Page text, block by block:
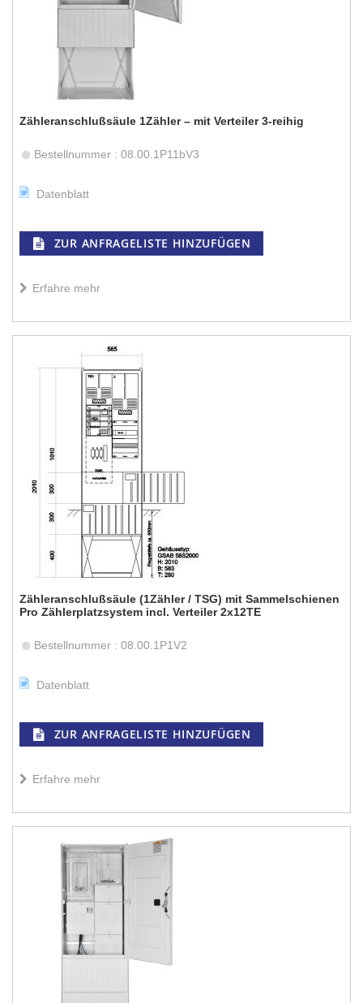
Zähleranschlußsäule 1Zähler – mit Verteiler 3-reihig
Bestellnummer : 08.00.1P11bV3
Datenblatt
ZUR ANFRAGELISTE HINZUFÜGEN
Erfahre mehr
Zähleranschlußsäule (1Zähler / TSG) mit Sammelschienen
Pro Zählerplatzsystem incl. Verteiler 2x12TE
Bestellnummer : 08.00.1P1V2
Datenblatt
ZUR ANFRAGELISTE HINZUFÜGEN
Erfahre mehr